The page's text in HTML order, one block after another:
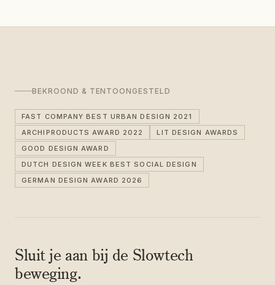
BEKROOND & TENTOONGESTELD
FAST COMPANY BEST URBAN DESIGN 2021
ARCHIPRODUCTS AWARD 2022
LIT DESIGN AWARDS
GOOD DESIGN AWARD
DUTCH DESIGN WEEK BEST SOCIAL DESIGN
GERMAN DESIGN AWARD 2026
Sluit je aan bij de Slowtech
beweging.